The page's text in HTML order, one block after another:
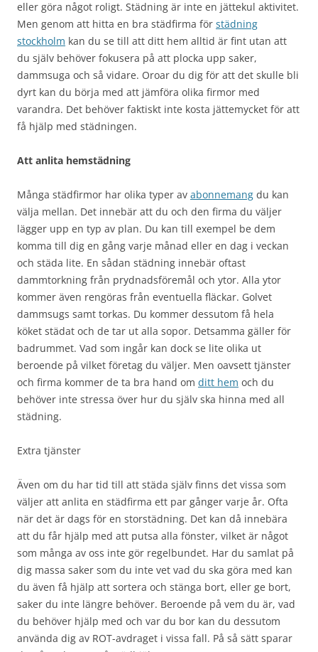
eller göra något roligt. Städning är inte en jättekul aktivitet.
Men genom att hitta en bra städfirma för städning
stockholm kan du se till att ditt hem alltid är fint utan att
du själv behöver fokusera på att plocka upp saker,
dammsuga och så vidare. Oroar du dig för att det skulle bli
dyrt kan du börja med att jämföra olika firmor med
varandra. Det behöver faktiskt inte kosta jättemycket för att
få hjälp med städningen.
Att anlita hemstädning
Många städfirmor har olika typer av abonnemang du kan
välja mellan. Det innebär att du och den firma du väljer
lägger upp en typ av plan. Du kan till exempel be dem
komma till dig en gång varje månad eller en dag i veckan
och städa lite. En sådan städning innebär oftast
dammtorkning från prydnadsföremål och ytor. Alla ytor
kommer även rengöras från eventuella fläckar. Golvet
dammsugs samt torkas. Du kommer dessutom få hela
köket städat och de tar ut alla sopor. Detsamma gäller för
badrummet. Vad som ingår kan dock se lite olika ut
beroende på vilket företag du väljer. Men oavsett tjänster
och firma kommer de ta bra hand om ditt hem och du
behöver inte stressa över hur du själv ska hinna med all
städning.
Extra tjänster
Även om du har tid till att städa själv finns det vissa som
väljer att anlita en städfirma ett par gånger varje år. Ofta
när det är dags för en storstädning. Det kan då innebära
att du får hjälp med att putsa alla fönster, vilket är något
som många av oss inte gör regelbundet. Har du samlat på
dig massa saker som du inte vet vad du ska göra med kan
du även få hjälp att sortera och stänga bort, eller ge bort,
saker du inte längre behöver. Beroende på vem du är, vad
du behöver hjälp med och var du bor kan du dessutom
använda dig av ROT-avdraget i vissa fall. På så sätt sparar